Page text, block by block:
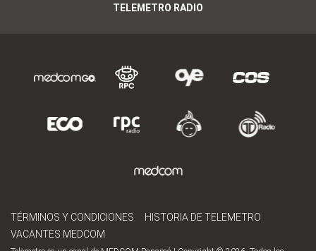
TELEMETRO RADIO
TÉRMINOS Y CONDICIONES
HISTORIA DE TELEMETRO
VACANTES MEDCOM